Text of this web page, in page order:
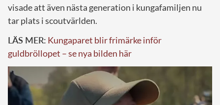
visade att även nästa generation i kungafamiljen nu
tar plats i scoutvärlden.
LÄS MER: Kungaparet blir frimärke inför
guldbröllopet – se nya bilden här